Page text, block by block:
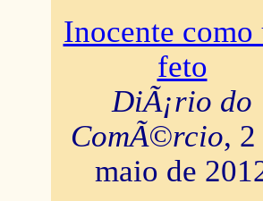
Inocente como
feto
DiÃ¡rio do
ComÃ©rcio, 2
maio de